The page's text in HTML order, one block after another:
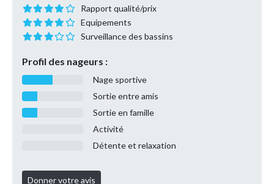
Rapport qualité/prix
Equipements
Surveillance des bassins
Profil des nageurs :
Nage sportive
Sortie entre amis
Sortie en famille
Activité
Détente et relaxation